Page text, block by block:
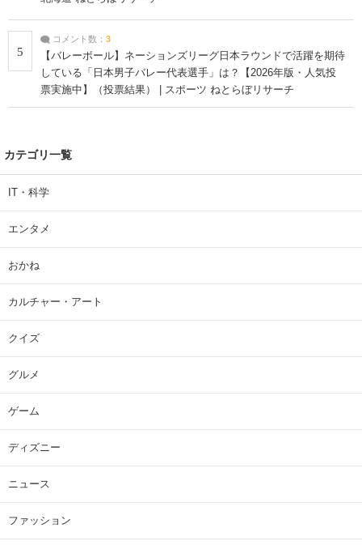
5
コメント数： 3
【バレーボール】ネーションズリーグ日本ラウンドで活躍を期待
している「日本男子バレー代表選手」は？【2026年版・人気投
票実施中】（投票結果） | スポーツ ねとらぼリサーチ
カテゴリ一覧
IT・科学
エンタメ
おかね
カルチャー・アート
クイズ
グルメ
ゲーム
ディズニー
ニュース
ファッション